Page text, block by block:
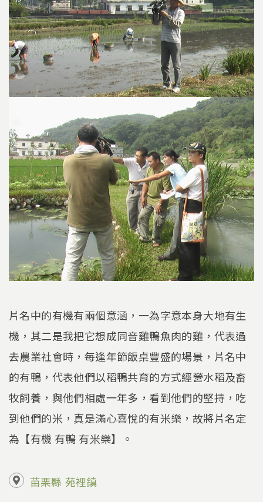
片名中的有機有兩個意涵，一為字意本身大地有生
機，其二是我把它想成同音雞鴨魚肉的雞，代表過
去農業社會時，每逢年節飯桌豐盛的場景，片名中
的有鴨，代表他們以稻鴨共育的方式經營水稻及畜
牧飼養，與他們相處一年多，看到他們的堅持，吃
到他們的米，真是滿心喜悅的有米樂，故將片名定
為【有機 有鴨 有米樂】。
苗栗縣 苑裡鎮